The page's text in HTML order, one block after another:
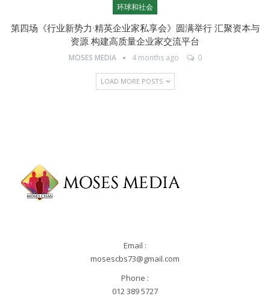
环球和社会
第四场《行业新势力·精英企业家私享会》圆满举行 汇聚资本与
资源 构建高质量企业家交流平台
MOSES MEDIA 4 months ago 0
LOAD MORE POSTS
Email :
mosescbs73@gmail.com
Phone :
012 389 5727